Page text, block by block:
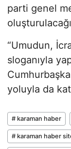
parti genel
“Umudun,
sloganıyla
yoluyla da
# karaman haber
# karaman haber